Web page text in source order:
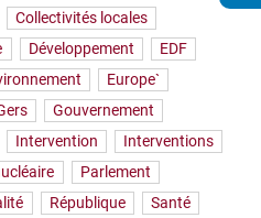
Collectivités locales
Développement
EDF
Europe`
Gouvernement
Intervention
Interventions
Parlement
République
Santé